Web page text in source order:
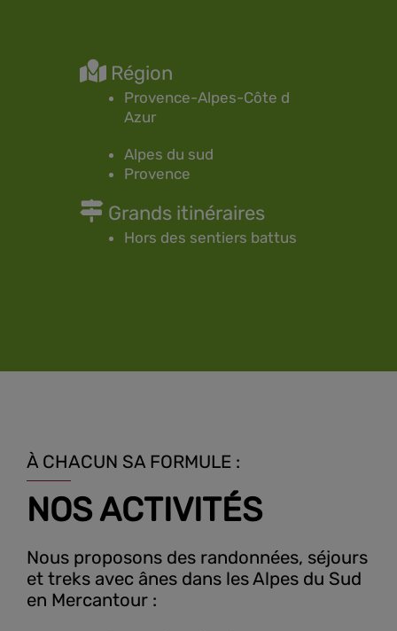
Région
Provence-Alpes-Côte d
Azur
Alpes du sud
Provence
Grands itinéraires
Hors des sentiers battus
À CHACUN SA FORMULE :
NOS ACTIVITÉS
Nous proposons des randonnées, séjours
et treks avec ânes dans les Alpes du Sud
en Mercantour :